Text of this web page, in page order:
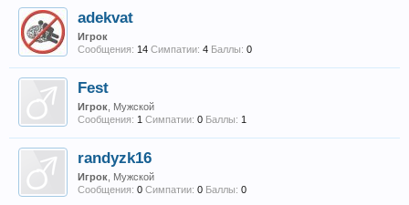
adekvat
Игрок
Сообщения: 14 Симпатии: 4 Баллы: 0
Fest
Игрок , Мужской
Сообщения: 1 Симпатии: 0 Баллы: 1
randyzk16
Игрок , Мужской
Сообщения: 0 Симпатии: 0 Баллы: 0